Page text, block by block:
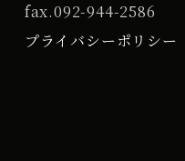
fax.092-944-2586
プライバシーポリシー